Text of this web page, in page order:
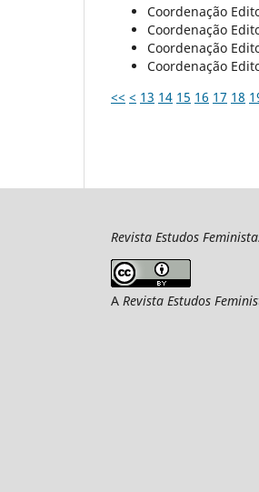
Coordenação
Coordenação
Coordenação
Coordenação
<< < 13 14 15 16 17 18
Revista Estudos
A Revista Estudos